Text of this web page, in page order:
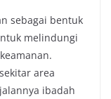
sebagai bentuk
melindungi
area
ibadah